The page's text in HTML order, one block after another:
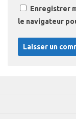
Enregistrer
le navigateur